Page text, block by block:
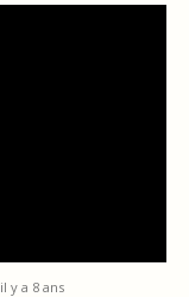
il y a 8 ans